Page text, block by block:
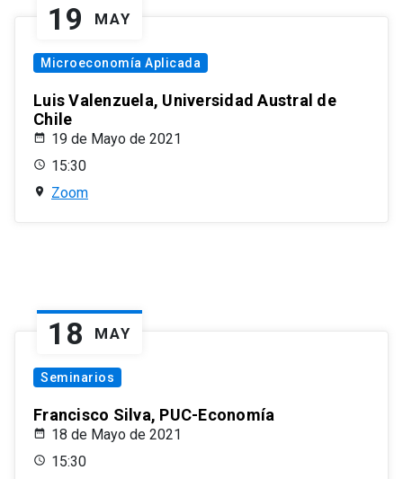
19 MAY
Microeconomía Aplicada
Luis Valenzuela, Universidad Austral de
Chile
19 de Mayo de 2021
15:30
Zoom
18 MAY
Seminarios
Francisco Silva, PUC-Economía
18 de Mayo de 2021
15:30